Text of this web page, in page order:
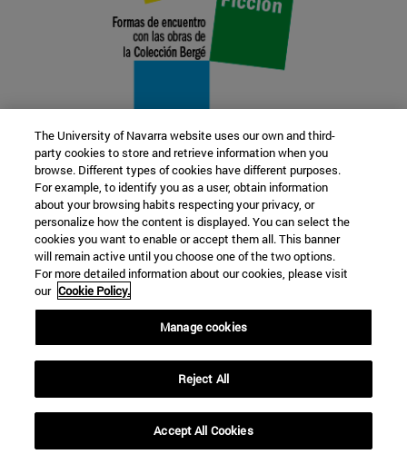
22 SEP
FUNCIÓN Y FICCIÓN. Varios artistas
Más información
The University of Navarra website uses our own and third-
party cookies to store and retrieve information when you
browse. Different types of cookies have different purposes.
For example, to identify you as a user, obtain information
about your browsing habits respecting your privacy, or
personalize how the content is displayed. You can select the
cookies you want to enable or accept them all. This banner
will remain active until you choose one of the two options.
For more detailed information about our cookies, please visit
our Cookie Policy.
Manage cookies
Reject All
Accept All Cookies